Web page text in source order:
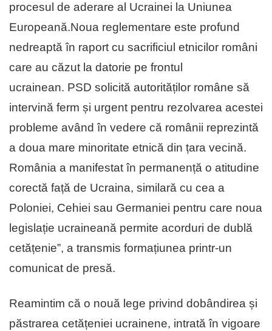
procesul de aderare al Ucrainei la Uniunea
Europeană.Noua reglementare este profund
nedreaptă în raport cu sacrificiul etnicilor români
care au căzut la datorie pe frontul
ucrainean. PSD solicită autorităților române să
intervină ferm și urgent pentru rezolvarea acestei
probleme având în vedere că românii reprezintă
a doua mare minoritate etnică din țara vecină.
România a manifestat în permanență o atitudine
corectă față de Ucraina, similară cu cea a
Poloniei, Cehiei sau Germaniei pentru care noua
legislație ucraineană permite acorduri de dublă
cetățenie”, a transmis formațiunea printr-un
comunicat de presă.
Reamintim că o nouă lege privind dobândirea și
păstrarea cetățeniei ucrainene, intrată în vigoare